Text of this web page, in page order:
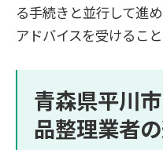
る手続きと並行して進
アドバイスを受けるこ
青森県平川
品整理業者